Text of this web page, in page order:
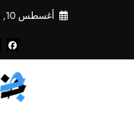
أغسطس 10, 2026